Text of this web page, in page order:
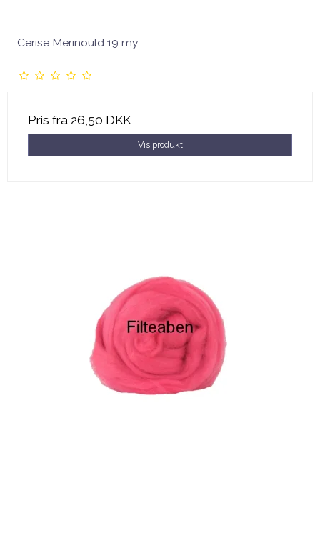
Cerise Merinould 19 my
Pris fra 26,50 DKK
Vis produkt